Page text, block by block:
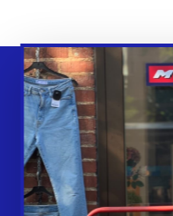
Webbshop
Butiker
Lämna in
Vårt överskott